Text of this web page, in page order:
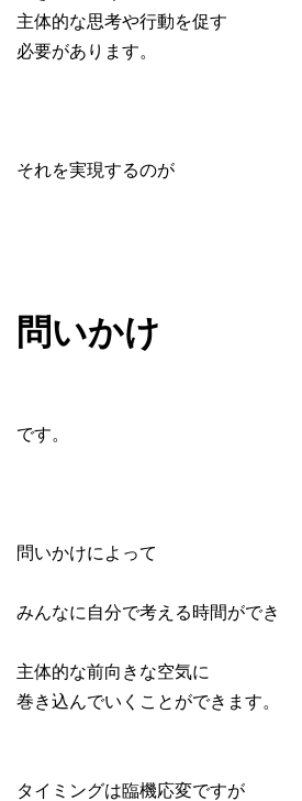
主体的な思考や行動を促す
必要があります。
それを実現するのが
問いかけ
です。
問いかけによって
みんなに自分で考える時間ができ
主体的な前向きな空気に
巻き込んでいくことができます。
タイミングは臨機応変ですが